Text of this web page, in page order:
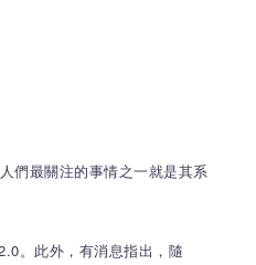
們最關注的事情之一就是其系
。此外，有消息指出，隨